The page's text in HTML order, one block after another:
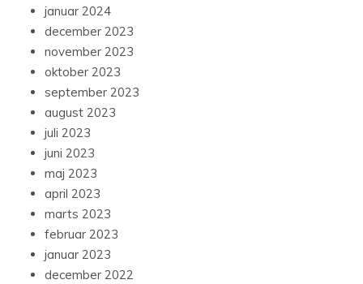
januar 2024
december 2023
november 2023
oktober 2023
september 2023
august 2023
juli 2023
juni 2023
maj 2023
april 2023
marts 2023
februar 2023
januar 2023
december 2022